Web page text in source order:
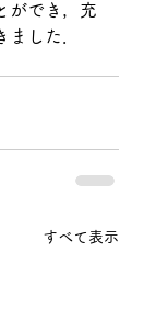
ができ，充
した．
すべて表示